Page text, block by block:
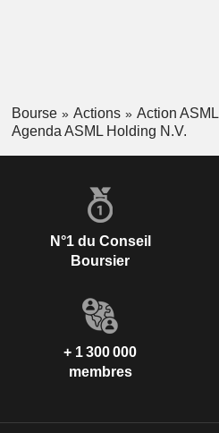
Bourse Actions
Action ASML
Agenda ASML Holding N.V.
N°1 du Conseil
Boursier
+ 1 300 000
membres